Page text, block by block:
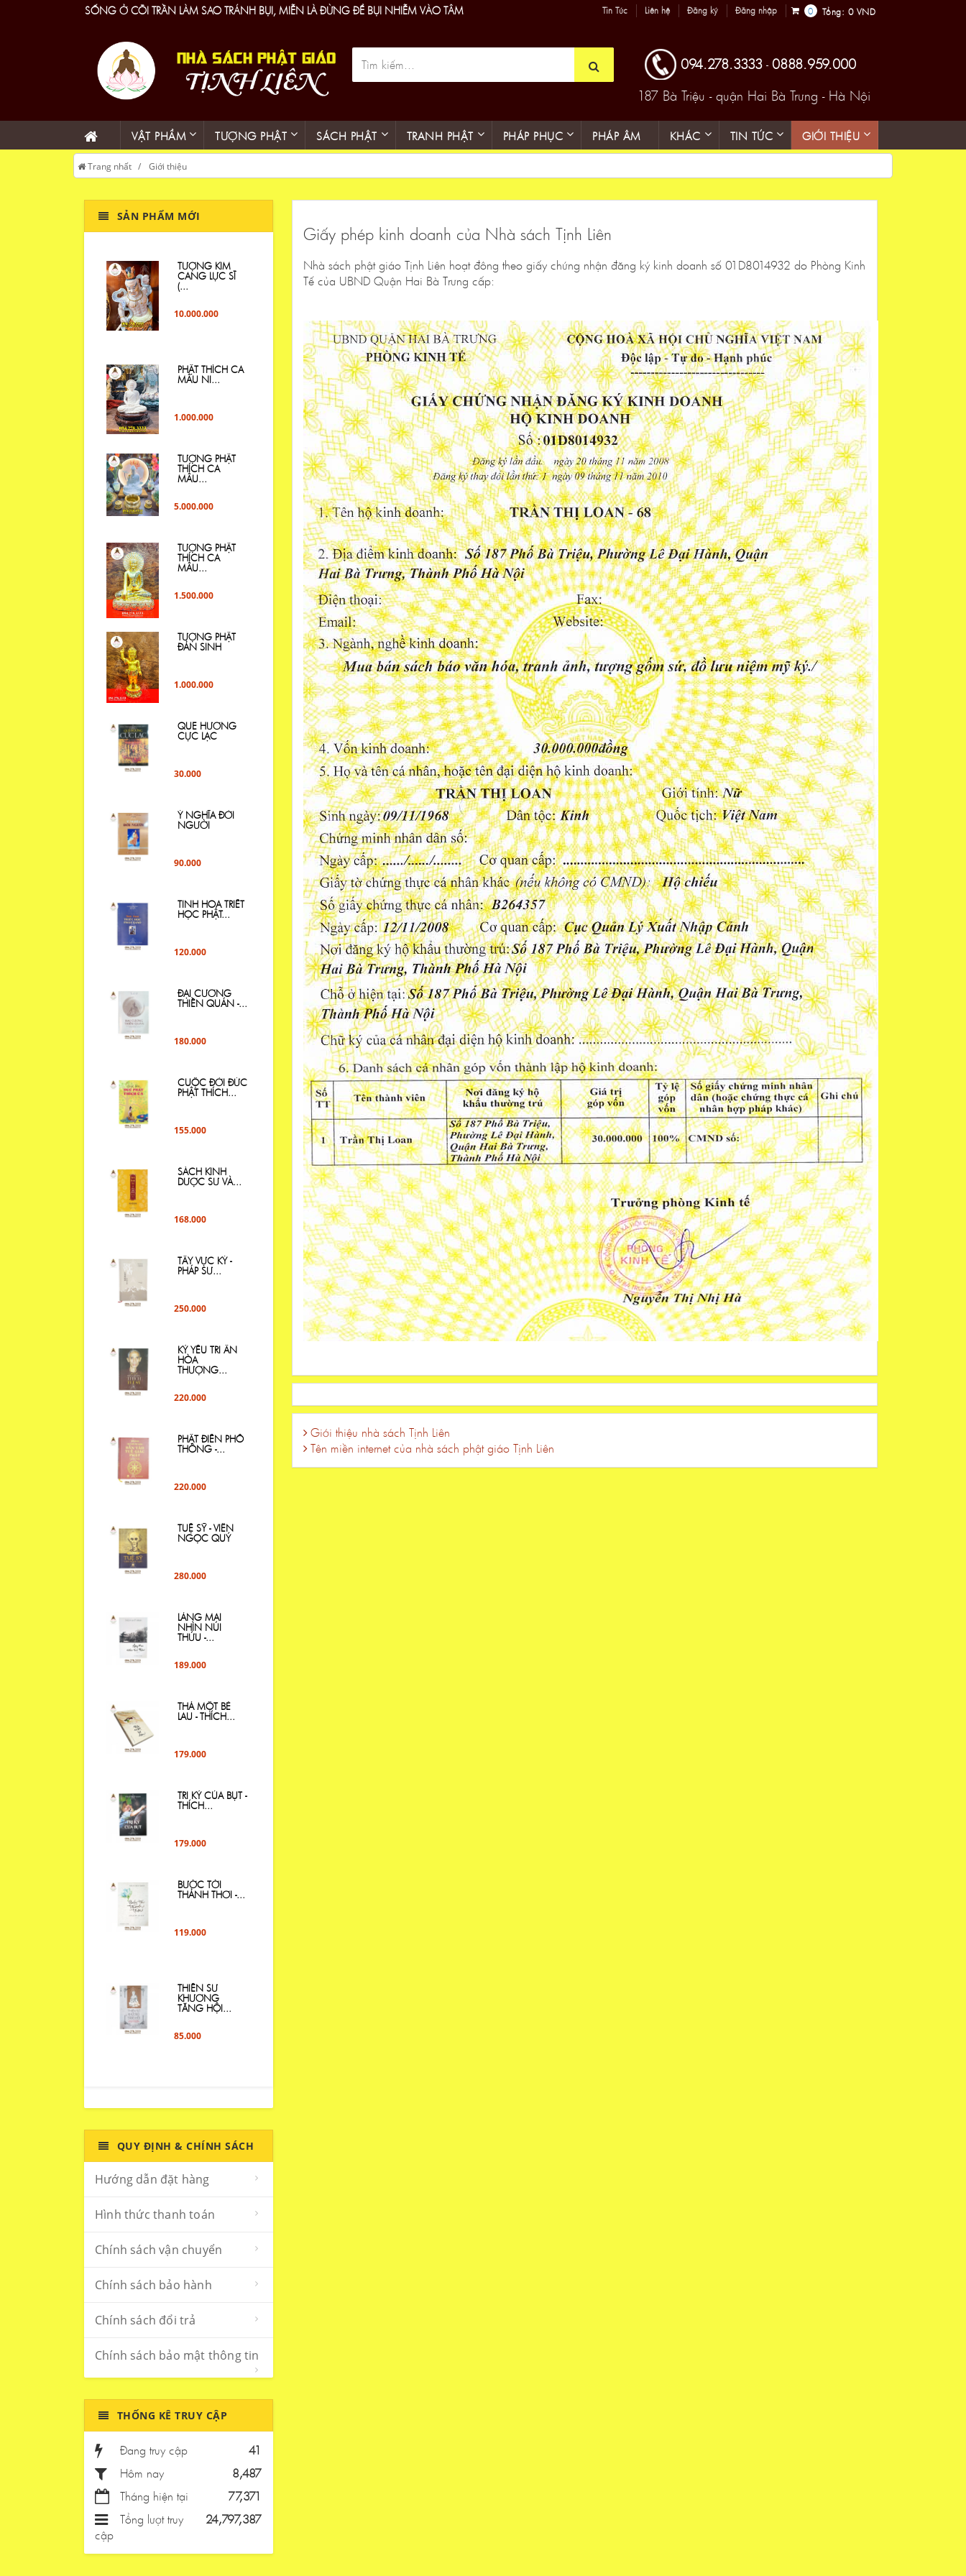
SỐNG Ở CÕI TRẦN LÀM SAO TRÁNH BỤI, MIỄN LÀ ĐỪNG ĐỂ BỤI NHIỄM VÀO TÂM Tin Tức Liên hệ Đăng ký Đăng nhập 0 Tổng: 0 VND
094.278.3333- 0888.959.000
187 Bà Triệu - quận Hai Bà Trưng - Hà Nội
VẬT PHẨM TƯỢNG PHẬT SÁCH PHẬT TRANH PHẬT PHÁP PHỤC PHÁP ÂM KHÁC TIN TỨC GIỚI THIỆU
Trang nhất Giới thiệu
SẢN PHẨM MỚI
TƯỢNG KIM
CANG LỰC SĨ
(...
10.000.000
PHẬT THÍCH CA
MÂU NI...
1.000.000
TƯỢNG PHẬT
THÍCH CA
MÂU...
5.000.000
TƯỢNG PHẬT
THÍCH CA
MÂU...
1.500.000
TƯỢNG PHẬT
ĐẢN SINH
1.000.000
QUE HƯƠNG
CỰC LẠC
30.000
Ý NGHĨA ĐỜI
NGƯỜI
90.000
TINH HOA TRIẾT
HỌC PHẬT...
120.000
ĐẠI CƯƠNG
THIỀN QUÁN -...
180.000
CUỘC ĐỜI ĐỨC
PHẬT THÍCH...
155.000
SÁCH KINH
DƯỢC SƯ VÀ...
168.000
TÂY VỰC KÝ -
PHÁP SƯ...
250.000
KỶ YẾU TRI ÂN
HÒA
THƯỢNG...
220.000
PHẬT ĐIỂN PHỔ
THÔNG -...
220.000
TUỆ SỸ - VIÊN
NGỌC QUÝ
280.000
LÀNG MAI
NHÌN NÚI
THỨU -...
189.000
THẢ MỘT BÈ
LAU - THÍCH...
179.000
TRI KỶ CỦA BỤT -
THÍCH...
179.000
BƯỚC TỚI
THẢNH THƠI -...
119.000
THIỀN SƯ
KHƯƠNG
TĂNG HỘI...
85.000
QUY ĐỊNH & CHÍNH SÁCH
Hướng dẫn đặt hàng
Hình thức thanh toán
Chính sách vận chuyển
Chính sách bảo hành
Chính sách đổi trả
Chính sách bảo mật thông tin
THỐNG KÊ TRUY CẬP
Đang truy cập
41
Hôm nay
8,487
Tháng hiện tại
77,371
Tổng lượt truy
cập
24,797,387
Giấy phép kinh doanh của Nhà sách Tịnh Liên
Nhà sách phật giáo Tịnh Liên hoạt đông theo giấy chứng nhận đăng ký kinh doanh số 01D8014932 do Phòng Kinh
Tế của UBND Quận Hai Bà Trưng cấp:
Giới thiệu nhà sách Tịnh Liên
Tên miền internet của nhà sách phật giáo Tịnh Liên